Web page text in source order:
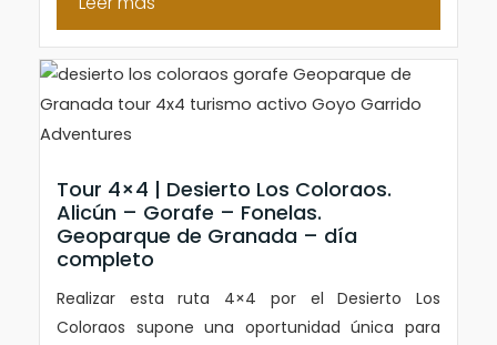
Tour 4×4 | Desierto Los Coloraos.
Alicún – Gorafe – Fonelas.
Geoparque de Granada – día
completo
Realizar esta ruta 4×4 por el Desierto Los
Coloraos supone una oportunidad única para